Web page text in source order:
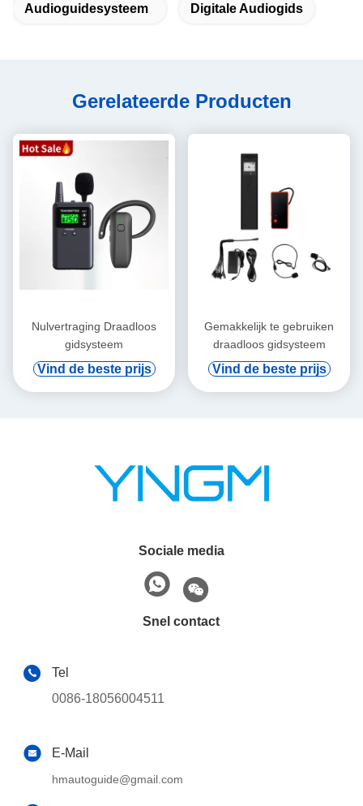
Audioguidesysteem Digitale Audiogids
Gerelateerde Producten
Nulvertraging Draadloos
gidsysteem
Vind de beste prijs
Gemakkelijk te gebruiken
draadloos gidsysteem
Vind de beste prijs
Sociale media
Snel contact
Tel
0086-18056004511
E-Mail
hmautoguide@gmail.com